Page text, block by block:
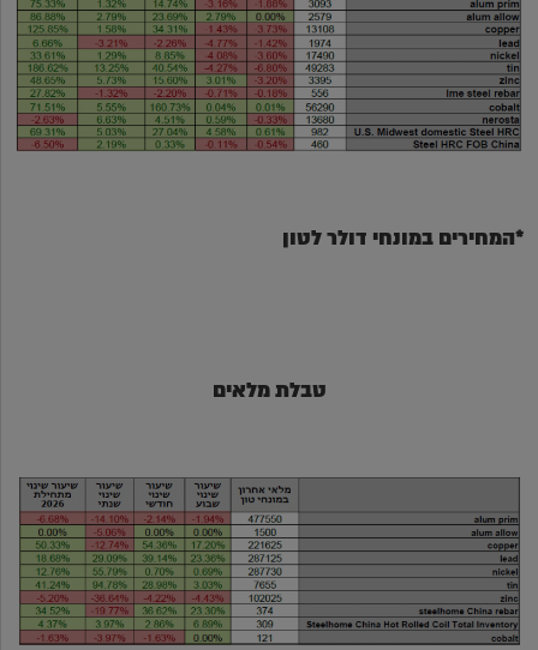
*המחירים במונחי דולר לטון
טבלת מלאים